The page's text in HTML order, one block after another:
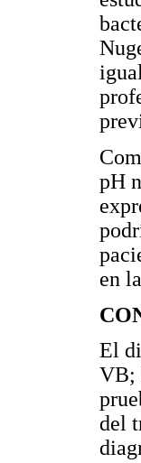
pH
en
El
VB;
del